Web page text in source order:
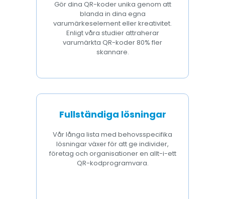
Gör dina QR-koder unika genom att
blanda in dina egna
varumärkeselement eller kreativitet.
Enligt våra studier attraherar
varumärkta QR-koder 80% fler
skannare.
Fullständiga lösningar
Vår långa lista med behovsspecifika
lösningar växer för att ge individer,
företag och organisationer en allt-i-ett
QR-kodprogramvara.